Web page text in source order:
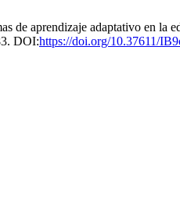
de aprendizaje adaptativo en la
DOI:https://doi.org/10.37611/